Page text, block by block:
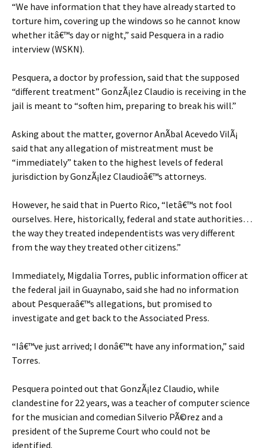
“We have information that they have already started to
torture him, covering up the windows so he cannot know
whether itâ€™s day or night,” said Pesquera in a radio
interview (WSKN).
Pesquera, a doctor by profession, said that the supposed
“different treatment” GonzÃ¡lez Claudio is receiving in the
jail is meant to “soften him, preparing to break his will.”
Asking about the matter, governor AnÃ­bal Acevedo VilÃ¡
said that any allegation of mistreatment must be
“immediately” taken to the highest levels of federal
jurisdiction by GonzÃ¡lez Claudioâ€™s attorneys.
However, he said that in Puerto Rico, “letâ€™s not fool
ourselves. Here, historically, federal and state authorities…
the way they treated independentists was very different
from the way they treated other citizens.”
Immediately, Migdalia Torres, public information officer at
the federal jail in Guaynabo, said she had no information
about Pesqueraâ€™s allegations, but promised to
investigate and get back to the Associated Press.
“Iâ€™ve just arrived; I donâ€™t have any information,” said
Torres.
Pesquera pointed out that GonzÃ¡lez Claudio, while
clandestine for 22 years, was a teacher of computer science
for the musician and comedian Silverio PÃ©rez and a
president of the Supreme Court who could not be
identified.